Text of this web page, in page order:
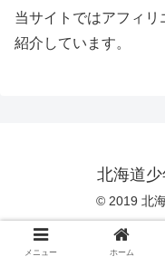
当サイトではアフィ
紹介しています。
北海道
© 2019 北
メニュー ホーム